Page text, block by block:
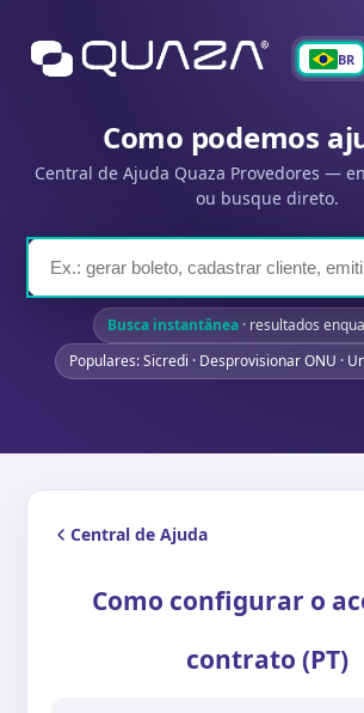
BR
Como podemos
Central de Ajuda Quaza Provedores —
ou busque direto.
Busca instantânea · resultados
Populares: Sicredi · Desprovisionar ONU ·
Central de Ajuda
Como configurar o
contrato (PT)